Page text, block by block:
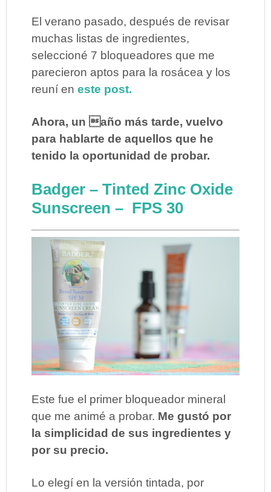
El verano pasado, después de revisar
muchas listas de ingredientes,
seleccioné 7 bloqueadores que me
parecieron aptos para la rosácea y los
reuní eneste post.
Ahora, un año más tarde, vuelvo
para hablarte de aquellos que he
tenido la oportunidad de probar.
Badger – Tinted Zinc Oxide
Sunscreen – FPS 30
Este fue el primer bloqueador mineral
que me animé a probar. Me gustó por
la simplicidad de sus ingredientes y
por su precio.
Lo elegí en la versión tintada, por